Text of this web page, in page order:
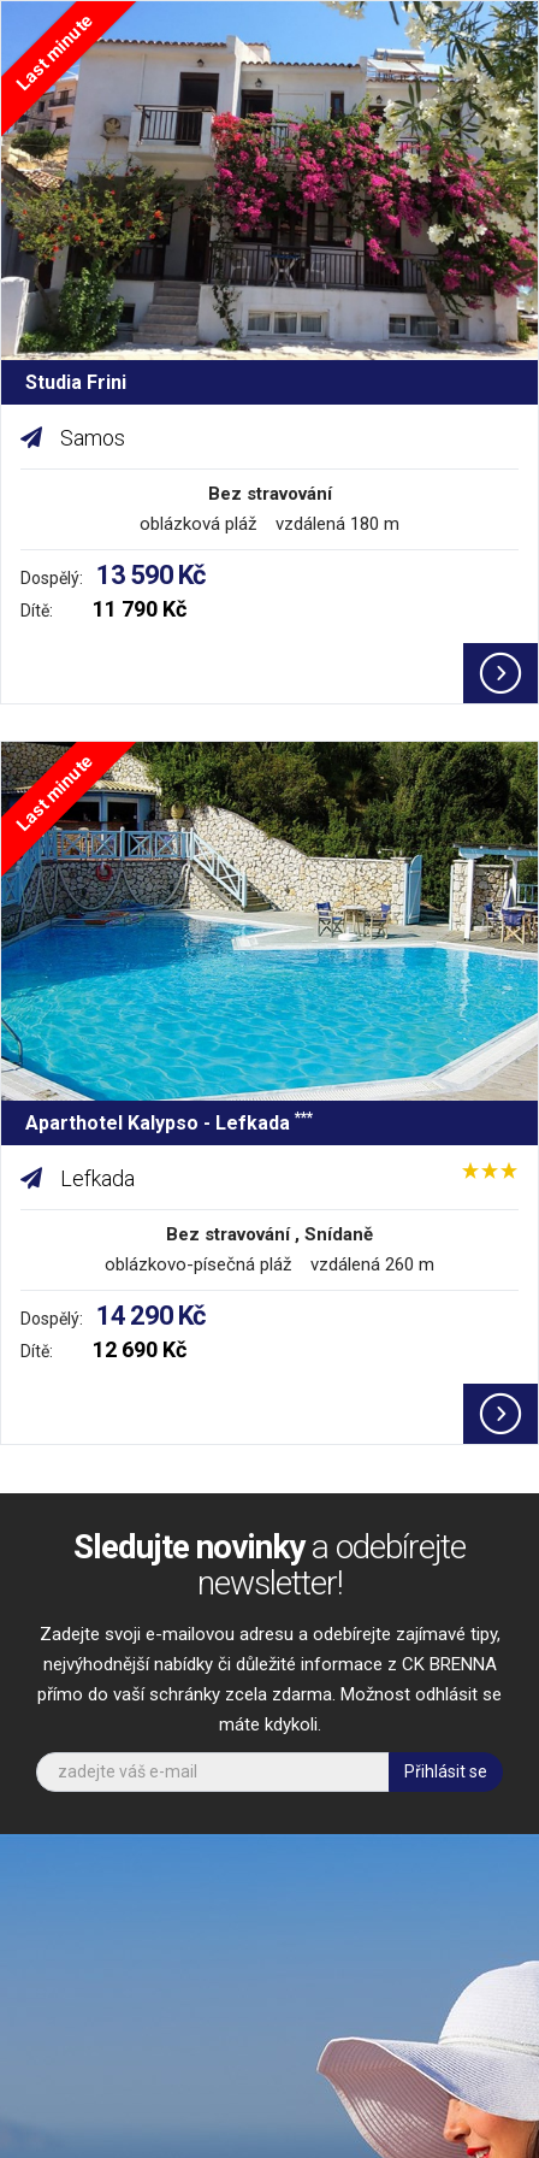
Last minute
Studia Frini
Samos
Bez stravování
oblázková pláž vzdálená 180 m
Dospělý: 13 590 Kč
Dítě: 11 790 Kč
Last minute
Aparthotel Kalypso - Lefkada ***
Lefkada
Bez stravování , Snídaně
oblázkovo-písečná pláž vzdálená 260 m
Dospělý: 14 290 Kč
Dítě: 12 690 Kč
Sledujte novinkya odebírejte
newsletter!
Zadejte svoji e-mailovou adresu a odebírejte zajímavé tipy,
nejvýhodnější nabídky či důležité informace z CK BRENNA
přímo do vaší schránky zcela zdarma. Možnost odhlásit se
máte kdykoli.
Přihlásit se